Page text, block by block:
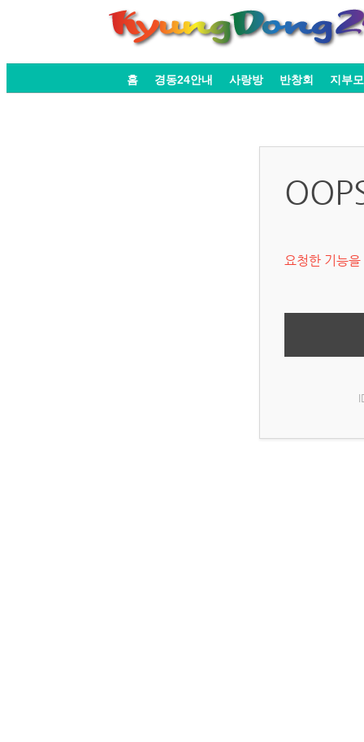
홈 경동24안내 사랑방 반창회 지부
요청한 기능